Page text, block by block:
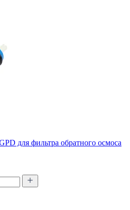
для фильтра обратного осмоса